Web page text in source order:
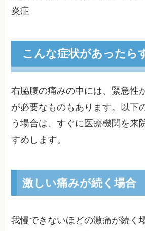
炎症
こんな症状があったら
右脇腹の痛みの中には、緊急性
が必要なものもあります。以下
う場合は、すぐに医療機関を来
すめします。
激しい痛みが続く場合
我慢できないほどの激痛が続く